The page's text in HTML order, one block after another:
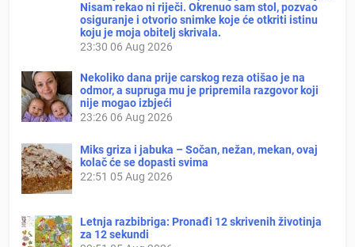
Nisam rekao ni riječi. Okrenuo sam stol, pozvao
osiguranje i otvorio snimke koje će otkriti istinu
koju je moja obitelj skrivala.
23:30 06 Aug 2026
Nekoliko dana prije carskog reza otišao je na
odmor, a supruga mu je pripremila razgovor koji
nije mogao izbjeći
23:26 06 Aug 2026
Miks griza i jabuka – Sočan, nežan, mekan, ovaj
kolač će se dopasti svima
22:51 05 Aug 2026
Letnja razbibriga: Pronađi 12 skrivenih životinja
za 12 sekundi